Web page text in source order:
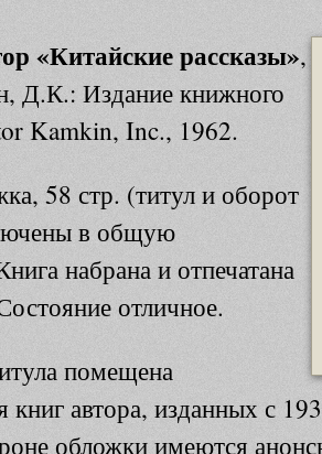
«Китайские рассказы»,
Д.К.: Издание книжного
Kamkin, Inc., 1962.
58 стр. (титул и оборот
в общую
набрана и отпечатана
отличное.
помещена
книг автора, изданных с
обложки имеются